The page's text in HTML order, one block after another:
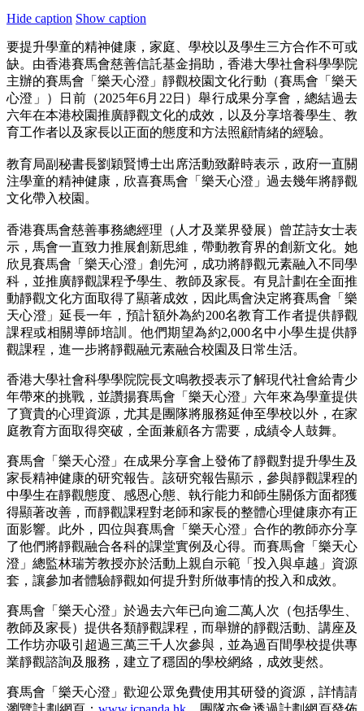
Hide caption Show caption
要提升學童的精神健康，家庭、學校以及學生三方合作不可或
缺。由香港賽馬會慈善信託基金捐助，香港大學社會科學學院
主辦的賽馬會「樂天心澄」靜觀校園文化行動（賽馬會「樂天
心澄」）日前（2025年6月22日）舉行成果分享會，總結過去
六年在本港校園推廣靜觀文化的成效，以及分享培養學生、教
育工作者以及家長以正面的態度和方法照顧情緒的經驗。
教育局副秘書長劉穎賢博士出席活動致辭時表示，政府一直關
注學童的精神健康，欣喜賽馬會「樂天心澄」過去幾年將靜觀
文化帶入校園。
香港賽馬會慈善事務總經理（人才及業界發展）曾芷詩女士表
示，馬會一直致力推展創新思維，帶動教育界的創新文化。她
欣見賽馬會「樂天心澄」創先河，成功將靜觀元素融入不同學
科，並推廣靜觀課程予學生、教師及家長。有見計劃在全面推
動靜觀文化方面取得了顯著成效，因此馬會決定將賽馬會「樂
天心澄」延長一年，預計額外為約200名教育工作者提供靜觀
課程或相關導師培訓。他們期望為約2,000名中小學生提供靜
觀課程，進一步將靜觀融元素融合校園及日常生活。
香港大學社會科學學院院長文鳴教授表示了解現代社會給青少
年帶來的挑戰，並讚揚賽馬會「樂天心澄」六年來為學童提供
了寶貴的心理資源，尤其是團隊將服務延伸至學校以外，在家
庭教育方面取得突破，全面兼顧各方需要，成績令人鼓舞。
賽馬會「樂天心澄」在成果分享會上發佈了靜觀對提升學生及
家長精神健康的研究報告。該研究報告顯示，參與靜觀課程的
中學生在靜觀態度、感恩心態、執行能力和師生關係方面都獲
得顯著改善，而靜觀課程對老師和家長的整體心理健康亦有正
面影響。此外，四位與賽馬會「樂天心澄」合作的教師亦分享
了他們將靜觀融合各科的課堂實例及心得。而賽馬會「樂天心
澄」總監林瑞芳教授亦於活動上親自示範「投入與卓越」資源
套，讓參加者體驗靜觀如何提升對所做事情的投入和成效。
賽馬會「樂天心澄」於過去六年已向逾二萬人次（包括學生、
教師及家長）提供各類靜觀課程，而舉辦的靜觀活動、講座及
工作坊亦吸引超過三萬三千人次參與，並為過百間學校提供專
業靜觀諮詢及服務，建立了穩固的學校網絡，成效斐然。
賽馬會「樂天心澄」歡迎公眾免費使用其研發的資源，詳情請